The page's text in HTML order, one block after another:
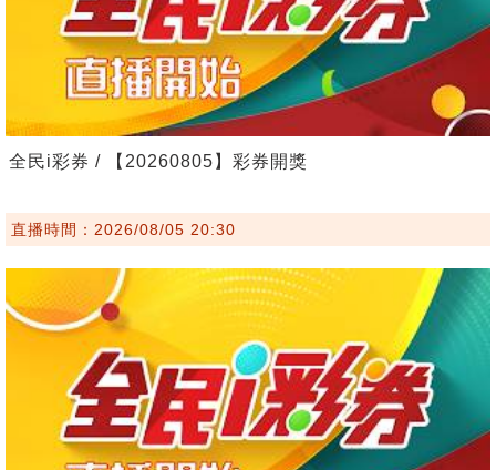
全民i彩券 / 【20260805】彩券開獎
直播時間：2026/08/05 20:30